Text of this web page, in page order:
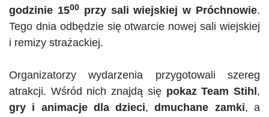
godzinie 1500przy sali wiejskiej w Próchnowie.
Tego dnia odbędzie się otwarcie nowej sali wiejskiej
i remizy strażackiej.
Organizatorzy wydarzenia przygotowali szereg
atrakcji. Wśród nich znajdą się pokaz TeamStihl ,
gry i animacje dla dzieci,dmuchane zamki, a